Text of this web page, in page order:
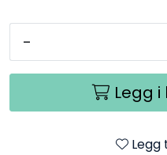
-
Legg
Kampanjer